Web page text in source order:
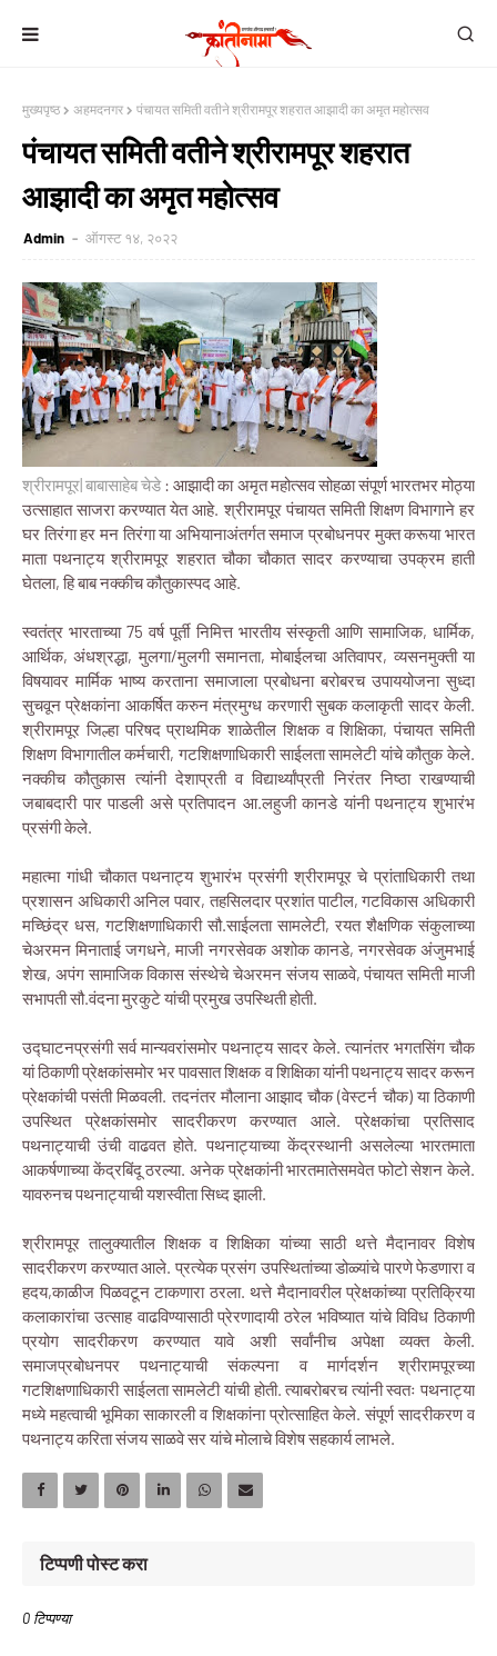
मुख्यपृष्ठ अहमदनगर पंचायत समिती वतीने श्रीरामपूर शहरात आझादी का अमृत महोत्सव
पंचायत समिती वतीने श्रीरामपूर शहरात
आझादी का अमृत महोत्सव
Admin ऑगस्ट १४, २०२२
श्रीरामपूर| बाबासाहेब चेडे: आझादी का अमृत महोत्सव सोहळा संपूर्ण भारतभर मोठ्या
उत्साहात साजरा करण्यात येत आहे. श्रीरामपूर पंचायत समिती शिक्षण विभागाने हर
घर तिरंगा हर मन तिरंगा या अभियानाअंतर्गत समाज प्रबोधनपर मुक्त करूया भारत
माता पथनाट्य श्रीरामपूर शहरात चौका चौकात सादर करण्याचा उपक्रम हाती
घेतला, हि बाब नक्कीच कौतुकास्पद आहे.
स्वतंत्र भारताच्या 75 वर्ष पूर्ती निमित्त भारतीय संस्कृती आणि सामाजिक, धार्मिक,
आर्थिक, अंधश्रद्धा, मुलगा/मुलगी समानता, मोबाईलचा अतिवापर, व्यसनमुक्ती या
विषयावर मार्मिक भाष्य करताना समाजाला प्रबोधना बरोबरच उपाययोजना सुध्दा
सुचवून प्रेक्षकांना आकर्षित करुन मंत्रमुग्ध करणारी सुबक कलाकृती सादर केली.
श्रीरामपूर जिल्हा परिषद प्राथमिक शाळेतील शिक्षक व शिक्षिका, पंचायत समिती
शिक्षण विभागातील कर्मचारी, गटशिक्षणाधिकारी साईलता सामलेटी यांचे कौतुक केले.
नक्कीच कौतुकास त्यांनी देशाप्रती व विद्यार्थ्यांप्रती निरंतर निष्ठा राखण्याची
जबाबदारी पार पाडली असे प्रतिपादन आ.लहुजी कानडे यांनी पथनाट्य शुभारंभ
प्रसंगी केले.
महात्मा गांधी चौकात पथनाट्य शुभारंभ प्रसंगी श्रीरामपूर चे प्रांताधिकारी तथा
प्रशासन अधिकारी अनिल पवार, तहसिलदार प्रशांत पाटील, गटविकास अधिकारी
मच्छिंद्र धस, गटशिक्षणाधिकारी सौ.साईलता सामलेटी, रयत शैक्षणिक संकुलाच्या
चेअरमन मिनाताई जगधने, माजी नगरसेवक अशोक कानडे, नगरसेवक अंजुमभाई
शेख, अपंग सामाजिक विकास संस्थेचे चेअरमन संजय साळवे, पंचायत समिती माजी
सभापती सौ.वंदना मुरकुटे यांची प्रमुख उपस्थिती होती.
उद्घाटनप्रसंगी सर्व मान्यवरांसमोर पथनाट्य सादर केले. त्यानंतर भगतसिंग चौक
यां ठिकाणी प्रेक्षकांसमोर भर पावसात शिक्षक व शिक्षिका यांनी पथनाट्य सादर करून
प्रेक्षकांची पसंती मिळवली. तदनंतर मौलाना आझाद चौक (वेस्टर्न चौक) या ठिकाणी
उपस्थित प्रेक्षकांसमोर सादरीकरण करण्यात आले. प्रेक्षकांचा प्रतिसाद
पथनाट्याची उंची वाढवत होते. पथनाट्याच्या केंद्रस्थानी असलेल्या भारतमाता
आकर्षणाच्या केंद्रबिंदू ठरल्या. अनेक प्रेक्षकांनी भारतमातेसमवेत फोटो सेशन केले.
यावरुनच पथनाट्याची यशस्वीता सिध्द झाली.
श्रीरामपूर तालुक्यातील शिक्षक व शिक्षिका यांच्या साठी थत्ते मैदानावर विशेष
सादरीकरण करण्यात आले. प्रत्येक प्रसंग उपस्थितांच्या डोळ्यांचे पारणे फेडणारा व
हदय,काळीज पिळवटून टाकणारा ठरला. थत्ते मैदानावरील प्रेक्षकांच्या प्रतिक्रिया
कलाकारांचा उत्साह वाढविण्यासाठी प्रेरणादायी ठरेल भविष्यात यांचे विविध ठिकाणी
प्रयोग सादरीकरण करण्यात यावे अशी सर्वांनीच अपेक्षा व्यक्त केली.
समाजप्रबोधनपर पथनाट्याची संकल्पना व मार्गदर्शन श्रीरामपूरच्या
गटशिक्षणाधिकारी साईलता सामलेटी यांची होती. त्याबरोबरच त्यांनी स्वतः पथनाट्या
मध्ये महत्वाची भूमिका साकारली व शिक्षकांना प्रोत्साहित केले. संपूर्ण सादरीकरण व
पथनाट्य करिता संजय साळवे सर यांचे मोलाचे विशेष सहकार्य लाभले.
टिप्पणी पोस्ट करा
0 टिप्पण्या